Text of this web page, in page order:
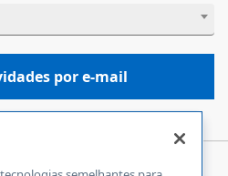
por e-mail